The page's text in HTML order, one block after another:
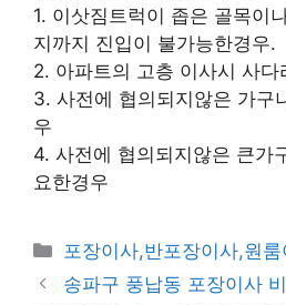
1. 이삿짐트럭이 좁은 골목이
지까지 진입이 불가능한경우.
2. 아파트의 고층 이사시 사
3. 사전에 협의되지않은 가구
우
4. 사전에 협의되지않은 큰가
요한경우
카
테
포장이사,반포장이사,원
송파구 풍납동 포장이사